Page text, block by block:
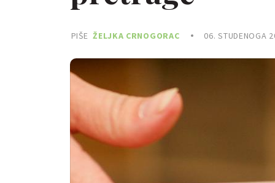
PIŠE ŽELJKA CRNOGORAC 06. STUDENOGA